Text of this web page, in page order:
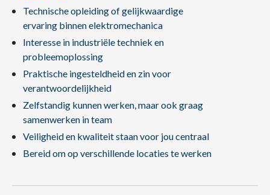
Technische opleiding of gelijkwaardige
ervaring binnen elektromechanica
Interesse in industriële techniek en
probleemoplossing
Praktische ingesteldheid en zin voor
verantwoordelijkheid
Zelfstandig kunnen werken, maar ook graag
samenwerken in team
Veiligheid en kwaliteit staan voor jou centraal
Bereid om op verschillende locaties te werken